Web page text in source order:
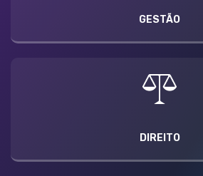
GESTÃO
DIREITO